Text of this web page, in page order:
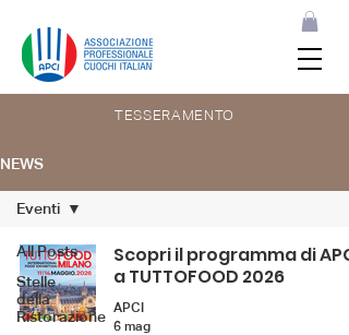
TESSERAMENTO
NEWS
All Posts
Stelle
della
Ristorazione
Eventi
Scopri il programma di APCI
a TUTTOFOOD 2026
APCI
6 mag